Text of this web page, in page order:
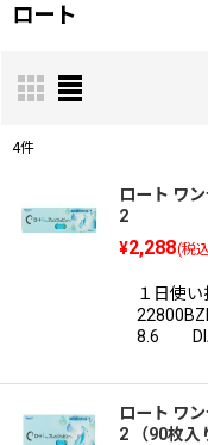
ロート
4件
ロート ワ
2
¥2,288(税
１日使
8.6 DIA
ロート ワ
2 （90枚入